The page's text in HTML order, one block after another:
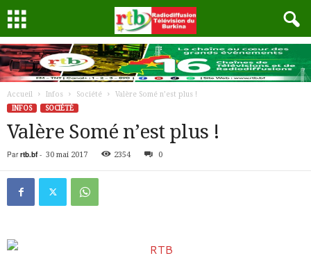
Accueil Infos Société
Valère Somé n’est plus !
INFOS
SOCIÉTÉ
Valère Somé n’est plus !
Par rtb.bf- 30 mai 2017 2354 0